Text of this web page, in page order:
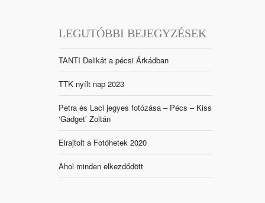
LEGUTÓBBI BEJEGYZÉSEK
TANTI Delikát a pécsi Árkádban
TTK nyílt nap 2023
Petra és Laci jegyes fotózása – Pécs – Kiss
‘Gadget’ Zoltán
Elrajtolt a Fotóhetek 2020
Ahol minden elkezdődött